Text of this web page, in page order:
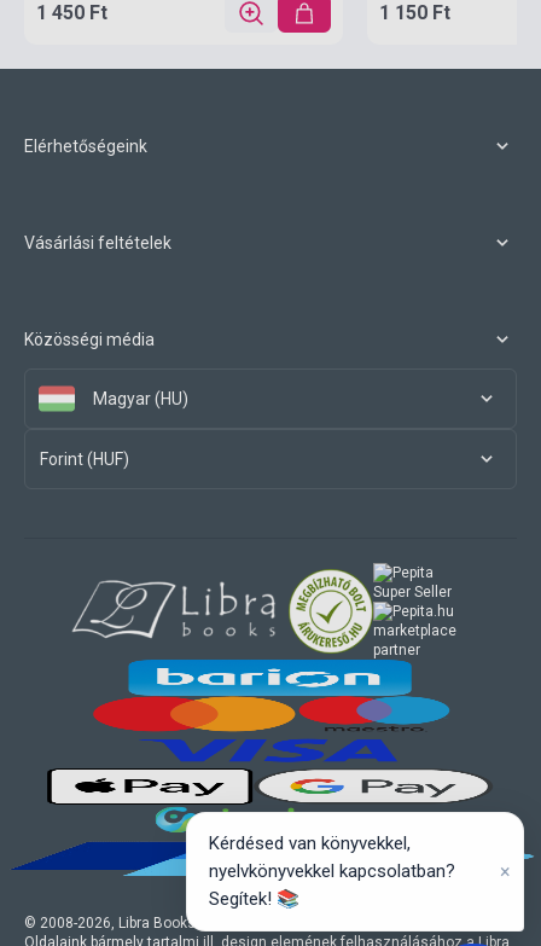
1 450 Ft 1 150 Ft
Elérhetőségeink
Vásárlási feltételek
Közösségi média
Magyar (HU)
Forint (HUF)
© 2008-2026, Libra Books Kft. Minden jog fenntartva.
marketplace
partner
Kérdésed van könyvekkel,
nyelvkönyvekkel kapcsolatban?
Segítek! 📚
×